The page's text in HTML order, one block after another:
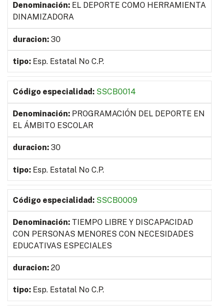
EL DEPORTE COMO HERRAMIENTA
DINAMIZADORA
30
Esp. Estatal No C.P.
SSCB0014
PROGRAMACIÓN DEL DEPORTE EN
EL ÁMBITO ESCOLAR
30
Esp. Estatal No C.P.
SSCB0009
TIEMPO LIBRE Y DISCAPACIDAD
CON PERSONAS MENORES CON NECESIDADES
EDUCATIVAS ESPECIALES
20
Esp. Estatal No C.P.